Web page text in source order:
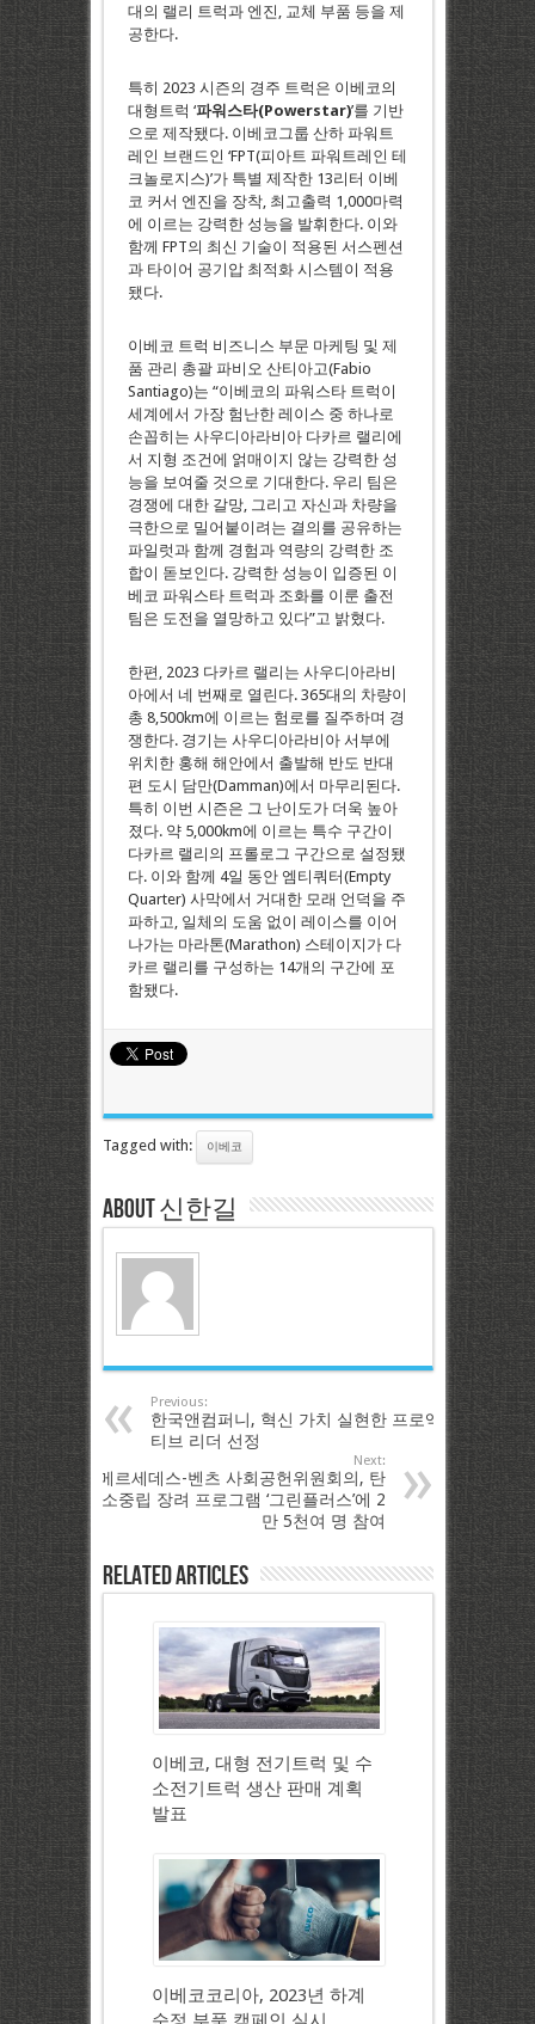
대의 랠리 트럭과 엔진, 교체 부품 등을 제
공한다.
특히 2023 시즌의 경주 트럭은 이베코의
대형트럭 ‘파워스타(Powerstar)’를 기반
으로 제작됐다. 이베코그룹 산하 파워트
레인 브랜드인 ‘FPT(피아트 파워트레인 테
크놀로지스)’가 특별 제작한 13리터 이베
코 커서 엔진을 장착, 최고출력 1,000마력
에 이르는 강력한 성능을 발휘한다. 이와
함께 FPT의 최신 기술이 적용된 서스펜션
과 타이어 공기압 최적화 시스템이 적용
됐다.
이베코 트럭 비즈니스 부문 마케팅 및 제
품 관리 총괄 파비오 산티아고(Fabio
Santiago)는 “이베코의 파워스타 트럭이
세계에서 가장 험난한 레이스 중 하나로
손꼽히는 사우디아라비아 다카르 랠리에
서 지형 조건에 얽매이지 않는 강력한 성
능을 보여줄 것으로 기대한다. 우리 팀은
경쟁에 대한 갈망, 그리고 자신과 차량을
극한으로 밀어붙이려는 결의를 공유하는
파일럿과 함께 경험과 역량의 강력한 조
합이 돋보인다. 강력한 성능이 입증된 이
베코 파워스타 트럭과 조화를 이룬 출전
팀은 도전을 열망하고 있다”고 밝혔다.
한편, 2023 다카르 랠리는 사우디아라비
아에서 네 번째로 열린다. 365대의 차량이
총 8,500km에 이르는 험로를 질주하며 경
쟁한다. 경기는 사우디아라비아 서부에
위치한 홍해 해안에서 출발해 반도 반대
편 도시 담만(Damman)에서 마무리된다.
특히 이번 시즌은 그 난이도가 더욱 높아
졌다. 약 5,000km에 이르는 특수 구간이
다카르 랠리의 프롤로그 구간으로 설정됐
다. 이와 함께 4일 동안 엠티쿼터(Empty
Quarter) 사막에서 거대한 모래 언덕을 주
파하고, 일체의 도움 없이 레이스를 이어
나가는 마라톤(Marathon) 스테이지가 다
카르 랠리를 구성하는 14개의 구간에 포
함됐다.
Tagged with: 이베코
About 신한길
Previous:
한국앤컴퍼니, 혁신 가치 실현한 프로액
티브 리더 선정
Next:
메르세데스-벤츠 사회공헌위원회의, 탄
소중립 장려 프로그램 ‘그린플러스’에 2
만 5천여 명 참여
Related Articles
이베코, 대형 전기트럭 및 수
소전기트럭 생산 판매 계획
발표
이베코코리아, 2023년 하계